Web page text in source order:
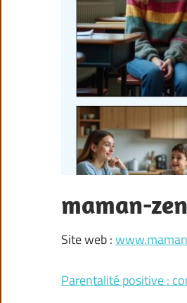
maman-
Site web :
Parentalité positive :